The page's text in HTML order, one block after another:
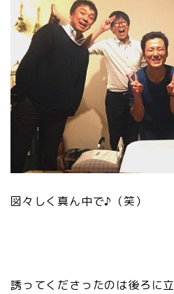
図々しく真ん中で♪（笑）
誘ってくださったのは後ろに